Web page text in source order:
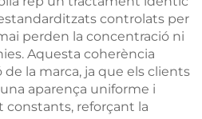
controlats per
perden la concentració ni
Aquesta coherència
la marca, ja que els clients
aparença uniforme i
reforçant la